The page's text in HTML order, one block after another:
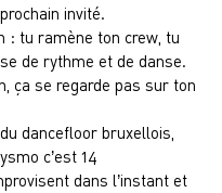
invité.
: tu ramène ton crew, tu
de rythme et de danse.
ça se regarde pas sur ton
dancefloor bruxellois,
c’est 14
dans l’instant et